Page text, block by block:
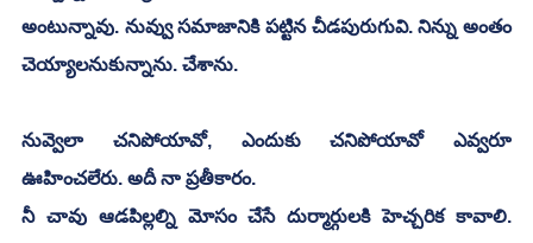
అంటున్నావు. నువ్వు సమాజానికి పట్టిన చీడపురుగువి. నిన్ను అంతం
చెయ్యాలనుకున్నాను. చేశాను.
నువ్వెలా చనిపోయావో, ఎందుకు చనిపోయావో ఎవ్వరూ
ఊహించలేరు. అదీ నా ప్రతీకారం.
నీ చావు ఆడపిల్లల్ని మోసం చేసే దుర్మార్గులకి హెచ్చరిక కావాలి.